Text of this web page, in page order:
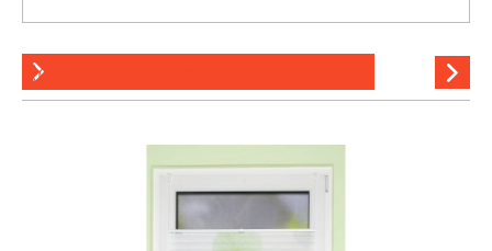
Stauboxen & Körbe (45.738)
Tapeten (936.256)
Türstopper (35.863)
Wandtattoos (371.373)
Wanduhren & Wecker
Rollos & Plissees ohne Bohren